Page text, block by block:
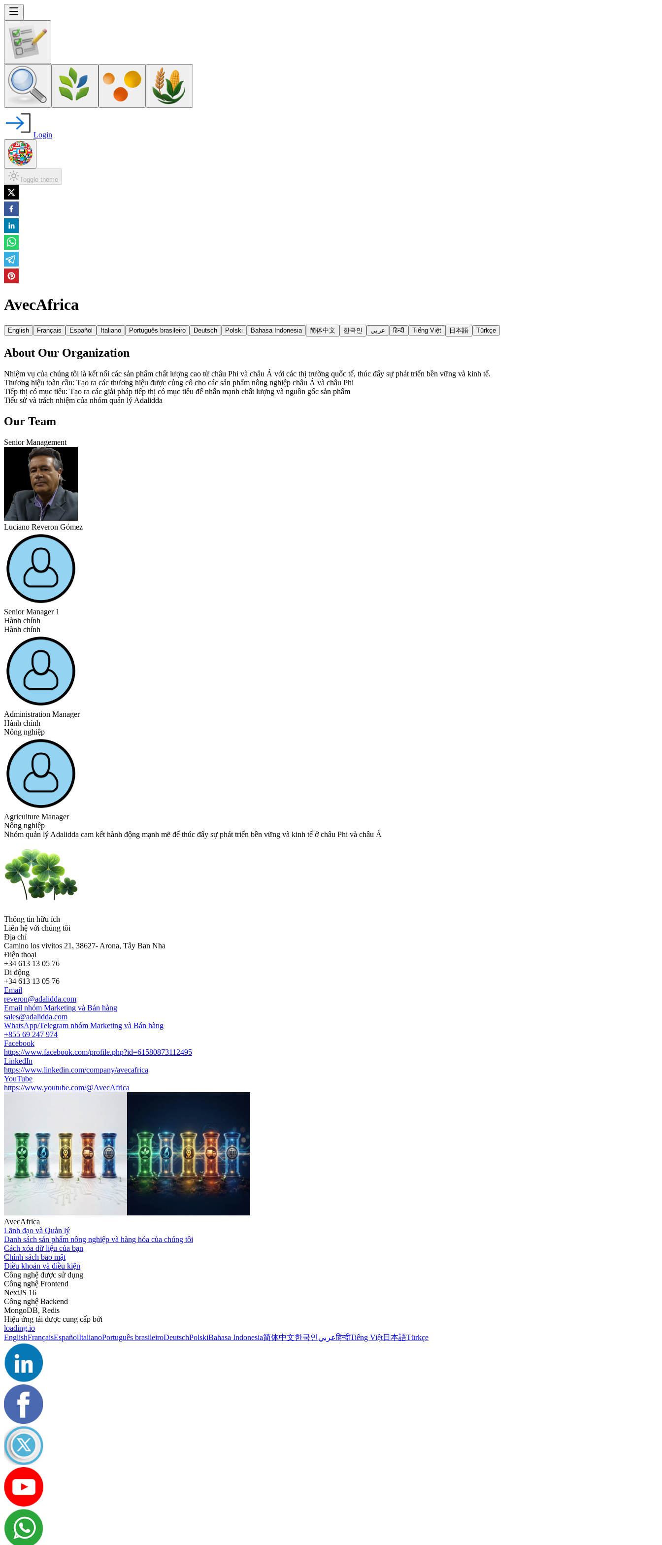
Login
Toggle theme
AvecAfrica
English Français Español Italiano Português brasileiro Deutsch Polski Bahasa Indonesia 简体中文 한국인 عربي हिन्दी Tiếng Việt 日本語 Türkçe
About Our Organization
Nhiệm vụ của chúng tôi là kết nối các sản phẩm chất lượng cao từ châu Phi và châu Á với các thị trường quốc tế, thúc đẩy sự phát triển bền vững và kinh tế.
Thương hiệu toàn cầu: Tạo ra các thương hiệu được củng cố cho các sản phẩm nông nghiệp châu Á và châu Phi
Tiếp thị có mục tiêu: Tạo ra các giải pháp tiếp thị có mục tiêu để nhấn mạnh chất lượng và nguồn gốc sản phẩm
Tiểu sử và trách nhiệm của nhóm quản lý Adalidda
Our Team
Senior Management
Luciano Reveron Gómez
Senior Manager 1
Hành chính
Hành chính
Administration Manager
Hành chính
Nông nghiệp
Agriculture Manager
Nông nghiệp
Nhóm quản lý Adalidda cam kết hành động mạnh mẽ để thúc đẩy sự phát triển bền vững và kinh tế ở châu Phi và châu Á
Thông tin hữu ích
Liên hệ với chúng tôi
Địa chỉ
Camino los vivitos 21, 38627- Arona, Tây Ban Nha
Điện thoại
+34 613 13 05 76
Di động
+34 613 13 05 76
Email
reveron@adalidda.com
Email nhóm Marketing và Bán hàng
sales@adalidda.com
WhatsApp/Telegram nhóm Marketing và Bán hàng
+855 69 247 974
Facebook
https://www.facebook.com/profile.php?id=61580873112495
LinkedIn
https://www.linkedin.com/company/avecafrica
YouTube
https://www.youtube.com/@AvecAfrica
AvecAfrica
Lãnh đạo và Quản lý
Danh sách sản phẩm nông nghiệp và hàng hóa của chúng tôi
Cách xóa dữ liệu của bạn
Chính sách bảo mật
Điều khoản và điều kiện
Công nghệ được sử dụng
Công nghệ Frontend
NextJS 16
Công nghệ Backend
MongoDB, Redis
Hiệu ứng tải được cung cấp bởi
loading.io
EnglishFrançaisEspañolItalianoPortuguês brasileiroDeutschPolskiBahasa Indonesia简体中文한국인عربيहिन्दीTiếng Việt日本語Türkçe